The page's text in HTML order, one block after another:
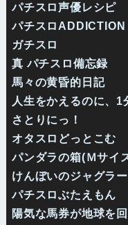
パチスロ声優レシピ
パチスロADDICTION
ガチスロ
真 パチスロ備忘録
馬々の黄昏的日記
人生をかえるのに、
さとりにっ！
オタスロどっとこむ
パンダラの箱(Ｍサイ
けんぼいのジャグラ
パチスロぶたえもん
陽気な馬券が地球を